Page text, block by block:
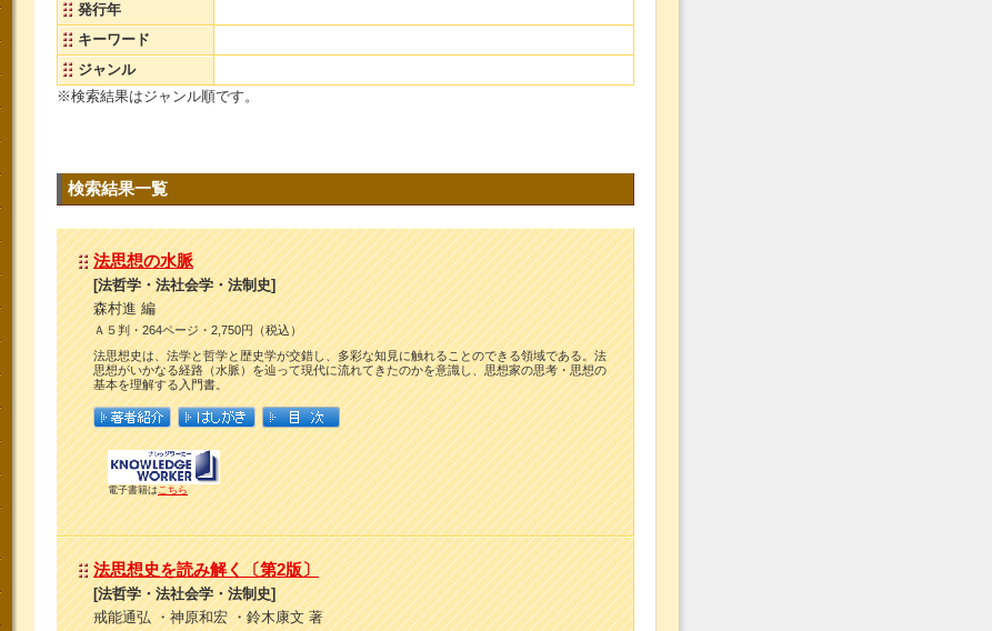
発行年
キーワード
ジャンル
※検索結果はジャンル順です。
検索結果一覧
法思想の水脈
[法哲学・法社会学・法制史]
森村進 編
Ａ５判・264ページ・2,750円（税込）
法思想史は、法学と哲学と歴史学が交錯し、多彩な知見に触れることのできる領域である。法
思想がいかなる経路（水脈）を辿って現代に流れてきたのかを意識し、思想家の思考・思想の
基本を理解する入門書。
電子書籍は こちら
法思想史を読み解く〔第2版〕
[法哲学・法社会学・法制史]
戒能通弘 ・神原和宏 ・鈴木康文 著